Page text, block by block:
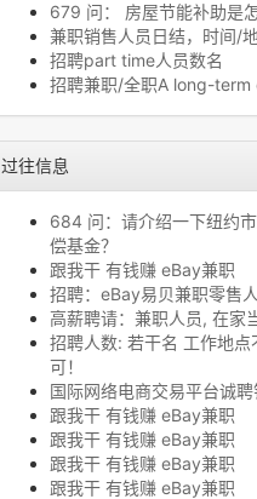
679 问： 房屋节能补助是
兼职销售人员日结，时间/
招聘part time人员数名
招聘兼职/全职A long-
过往信息
684 问：请介绍一下纽约
偿基金？
跟我干 有钱赚 eBay兼职
招聘：eBay易贝兼职零售
高薪聘请：兼职人员, 在家
招聘人数: 若干名 工作地点
可！
国际网络电商交易平台诚
跟我干 有钱赚 eBay兼职
跟我干 有钱赚 eBay兼职
跟我干 有钱赚 eBay兼职
跟我干 有钱赚 eBay兼职